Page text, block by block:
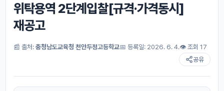
위탁용역 2단계입찰[규격·가격동시]
재공고
📰 출처: 충청남도교육청 천안두정고등학교📅 등록일: 2026. 6. 4.👁 조회 17
공유